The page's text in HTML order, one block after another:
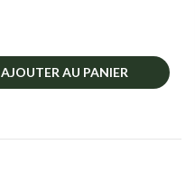
AJOUTER AU PANIER